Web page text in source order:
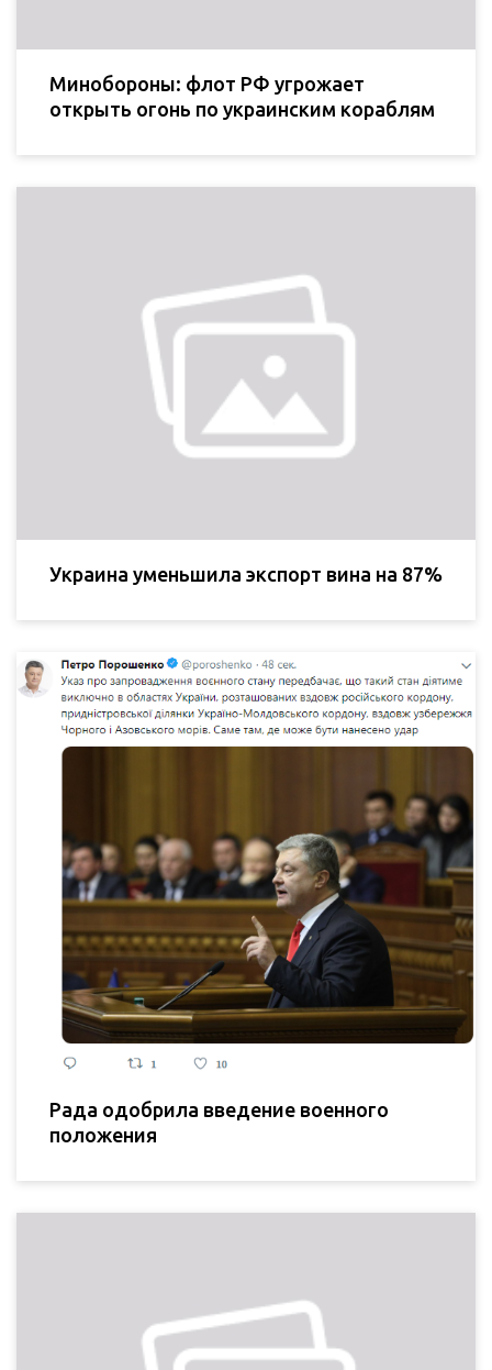
Минобороны: флот РФ угрожает
открыть огонь по украинским кораблям
Украина уменьшила экспорт вина на 87%
Рада одобрила введение военного
положения